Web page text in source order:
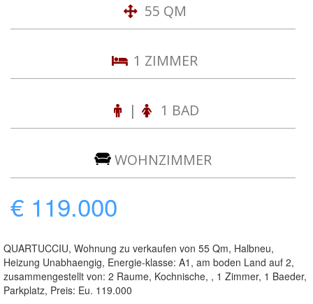
55 QM
1 ZIMMER
| 1 BAD
WOHNZIMMER
€ 119.000
QUARTUCCIU, Wohnung zu verkaufen von 55 Qm, Halbneu,
Heizung Unabhaengig, Energie-klasse: A1, am boden Land auf 2,
zusammengestellt von: 2 Raume, Kochnische, , 1 Zimmer, 1 Baeder,
Parkplatz, Preis: Eu. 119.000